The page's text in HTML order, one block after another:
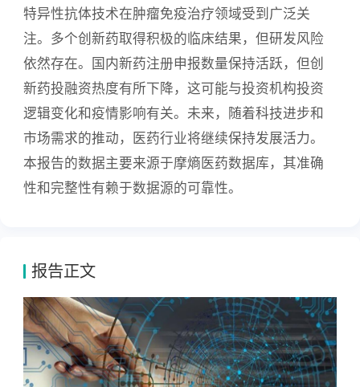
特异性抗体技术在肿瘤免疫治疗领域受到广泛关
注。多个创新药取得积极的临床结果，但研发风险
依然存在。国内新药注册申报数量保持活跃，但创
新药投融资热度有所下降，这可能与投资机构投资
逻辑变化和疫情影响有关。未来，随着科技进步和
市场需求的推动，医药行业将继续保持发展活力。
本报告的数据主要来源于摩熵医药数据库，其准确
性和完整性有赖于数据源的可靠性。
报告正文